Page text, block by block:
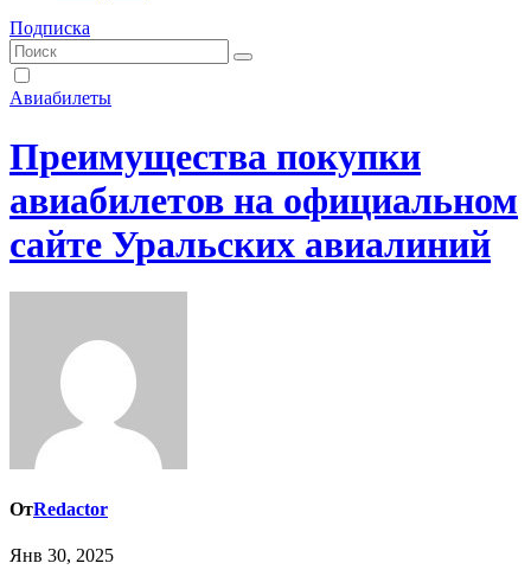
Подписка
Авиабилеты
Преимущества покупки
авиабилетов на официальном
сайте Уральских авиалиний
ОтRedactor
Янв 30, 2025